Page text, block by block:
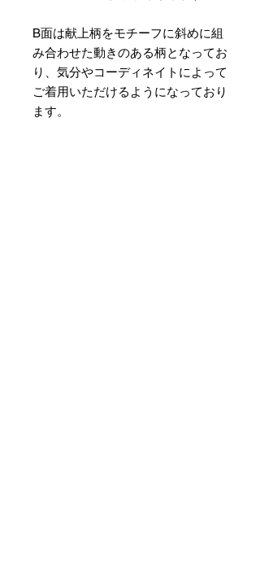
B面は献上柄をモチーフに斜めに組
み合わせた動きのある柄となってお
り、気分やコーディネイトによって
ご着用いただけるようになっており
ます。